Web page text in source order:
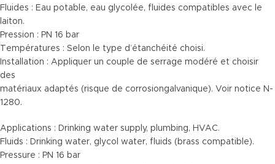
Fluides : Eau potable, eau glycolée, fluides compatibles avec le
laiton.
Pression : PN 16 bar
Températures : Selon le type d’étanchéité choisi.
Installation : Appliquer un couple de serrage modéré et choisir
des
matériaux adaptés (risque de corrosiongalvanique). Voir notice N-
1280.
Applications : Drinking water supply, plumbing, HVAC.
Fluids : Drinking water, glycol water, fluids (brass compatible).
Pressure : PN 16 bar